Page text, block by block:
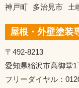
神戸町
多治見市 土
屋根・外壁塗装
〒492-8213
愛知県稲沢市高御堂
フリーダイヤル：